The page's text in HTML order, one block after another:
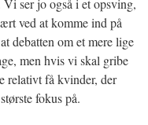
ser jo også i et opsving,
ved at komme ind på
debatten om et mere lige
men hvis vi skal gribe
relativt få kvinder, der
fokus på.